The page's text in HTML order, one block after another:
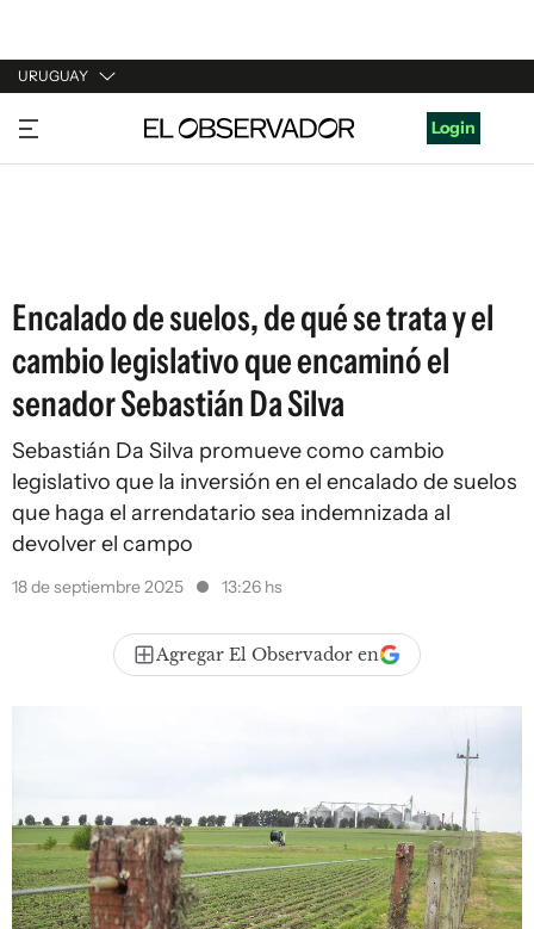
URUGUAY
URUGUAY
ARGENTINA
Login
Encalado de suelos, de qué se trata y el
cambio legislativo que encaminó el
senador Sebastián Da Silva
Sebastián Da Silva promueve como cambio
legislativo que la inversión en el encalado de suelos
que haga el arrendatario sea indemnizada al
devolver el campo
18 de septiembre 2025 13:26 hs
Agregar El Observador en